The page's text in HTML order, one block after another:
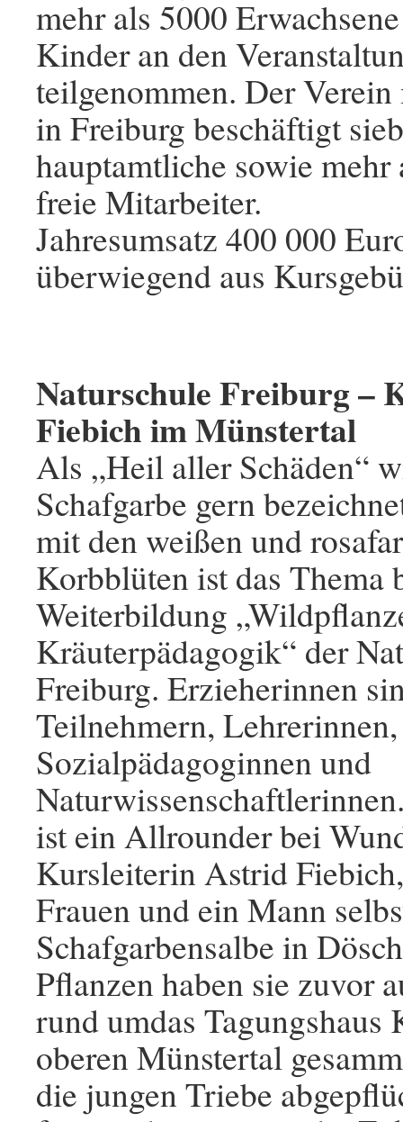
mehr als 5000
Kinder an den
teilgenommen. Der
in Freiburg beschäftigt
hauptamtliche sowie mehr
freie Mitarbeiter.
Jahresumsatz 400 000
überwiegend aus
Naturschule Freiburg –
Fiebich im Münstertal
Als „Heil aller Schäden“
Schafgarbe gern
mit den weißen und
Korbblüten ist das Thema
Weiterbildung
Kräuterpädagogik“ der
Freiburg. Erzieherinnen
Teilnehmern, Lehrerinnen,
Sozialpädagoginnen und
ist ein Allrounder bei
Kursleiterin Astrid
Frauen und ein Mann
Schafgarbensalbe in
Pflanzen haben sie zuvor
rund umdas Tagungshaus
oberen Münstertal
die jungen Triebe